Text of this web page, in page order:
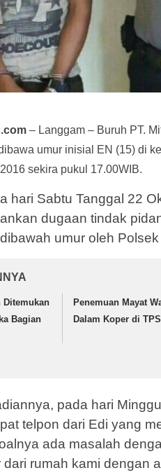
– Langgam – Buruh PT.
umur inisial EN (15) di
sekira pukul 17.00WIB.
hari Sabtu Tanggal 22
dugaan tindak
umur oleh
Ditemukan
Bagian
Penemuan Mayat
Dalam Koper di TPS
pada hari
telpon dari Edi yang
ada masalah
dari rumah kami dengan